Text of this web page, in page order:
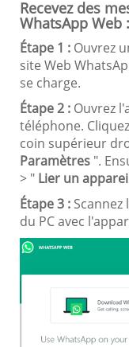
Recevez des
WhatsApp Web :
Étape 1 : Ouvrez
site Web
se charge.
Étape 2 : Ouvrez
téléphone.
coin supérieur
Paramètres ".
> " Lier un
Étape 3 :
du PC avec